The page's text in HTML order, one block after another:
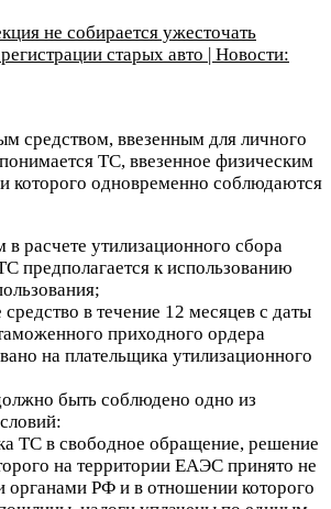
не собирается ужесточать
старых авто | Новости:
средством, ввезенным для личного
ТС, ввезенное физическим
которого одновременно соблюдаются
в расчете утилизационного сбора
предполагается к использованию
средство в течение 12 месяцев с даты
приходного ордера
на плательщика утилизационного
быть соблюдено одно из
:
ТС в свободное обращение, решение
на территории ЕАЭС принято не
РФ и в отношении которого